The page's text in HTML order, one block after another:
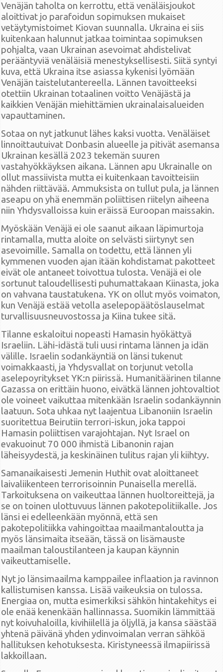
Venäjän taholta on kerrottu, että venäläisjoukot
aloittivat jo parafoidun sopimuksen mukaiset
vetäytymistoimet Kiovan suunnalla. Ukraina ei siis
kuitenkaan halunnut jatkaa toimintaa sopimuksen
pohjalta, vaan Ukrainan asevoimat ahdistelivat
perääntyviä venäläisiä menestyksellisesti. Siitä syntyi
kuva, että Ukraina itse asiassa kykenisi lyömään
Venäjän taistelutantereella. Lännen tavoitteeksi
otettiin Ukrainan totaalinen voitto Venäjästä ja
kaikkien Venäjän miehittämien ukrainalaisalueiden
vapauttaminen.
Sotaa on nyt jatkunut lähes kaksi vuotta. Venäläiset
linnoittautuivat Donbasin alueelle ja pitivät asemansa
Ukrainan kesällä 2023 tekemän suuren
vastahyökkäyksen aikana. Lännen apu Ukrainalle on
ollut massiivista mutta ei kuitenkaan tavoitteisiin
nähden riittävää. Ammuksista on tullut pula, ja lännen
aseapu on yhä enemmän poliittisen riitelyn aiheena
niin Yhdysvalloissa kuin eräissä Euroopan maissakin.
Myöskään Venäjä ei ole saanut aikaan läpimurtoja
rintamalla, mutta aloite on selvästi siirtynyt sen
asevoimille. Samalla on todettu, että lännen yli
kymmenen vuoden ajan itään kohdistamat pakotteet
eivät ole antaneet toivottua tulosta. Venäjä ei ole
sortunut taloudellisesti puhumattakaan Kiinasta, joka
on vahvana taustatukena. YK on ollut myös voimaton,
kun Venäjä estää vetolla aselepopäätöslauselmat
turvallisuusneuvostossa ja Kiina tukee sitä.
Tilanne eskaloitui nopeasti Hamasin hyökättyä
Israeliin. Lähi-idästä tuli uusi rintama lännen ja idän
välille. Israelin sodankäyntiä on länsi tukenut
voimakkaasti, ja Yhdysvallat on torjunut vetolla
aselepoyritykset YK:n piirissä. Humanitäärinen tilanne
Gazassa on erittäin huono, eivätkä lännen johtovaltiot
ole voineet vaikuttaa mitenkään Israelin sodankäynnin
laatuun. Sota uhkaa nyt laajentua Libanoniin Israelin
suoritettua Beirutiin terrori-iskun, joka tappoi
Hamasin poliittisen varajohtajan. Nyt Israel on
evakuoinut 70 000 ihmistä Libanonin rajan
läheisyydestä, ja keskinäinen tulitus rajan yli kiihtyy.
Samanaikaisesti Jemenin Huthit ovat aloittaneet
laivaliikenteen terrorisoinnin Punaisella merellä.
Tarkoituksena on vaikeuttaa lännen huoltoreittejä, ja
se on toinen ulottuvuus lännen pakotepolitiikalle. Jos
länsi ei edelleenkään myönnä, että sen
pakotepolitiikka vahingoittaa maailmantaloutta ja
myös länsimaita itseään, tässä on lisämauste
maailman taloustilanteen ja kaupan käynnin
vaikeuttamiselle.
Nyt jo länsimaailma kamppailee inflaation ja ravinnon
kallistumisen kanssa. Lisää vaikeuksia on tulossa.
Energiaa on, mutta esimerkiksi sähkön hintakehitys ei
ole enää kenenkään hallinnassa. Suomikin lämmittää
nyt koivuhaloilla, kivihiilellä ja öljyllä, ja kansa säästää
yhtenä päivänä yhden ydinvoimalan verran sähköä
hallituksen kehotuksesta. Kiristyneessä ilmapiirissä
lakkoillaan.